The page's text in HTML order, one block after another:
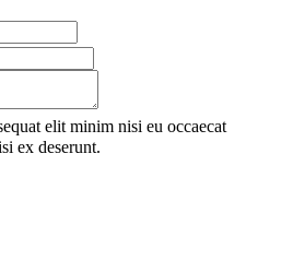
elit minim nisi eu occaecat
ex deserunt.